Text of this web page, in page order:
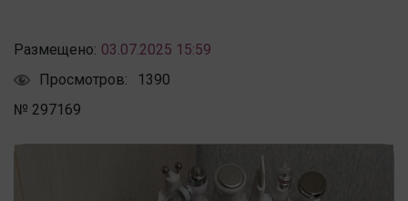
Размещено: 03.07.2025 15:59
Просмотров:
1390
№ 297169